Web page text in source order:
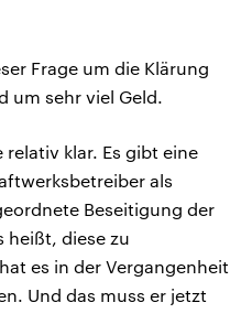
Frage um die Klärung
um sehr viel Geld.
relativ klar. Es gibt eine
als
Beseitigung der
heißt, diese zu
es in der Vergangenheit
Und das muss er jetzt